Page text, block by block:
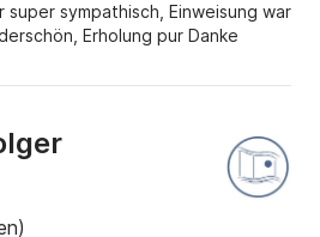
ein Gefühl von Geborgenheit
sich sofort wie zu Hause zu
mit 1,60er Bett
super sympathisch, Einweisung war
Erholung pur Danke
)